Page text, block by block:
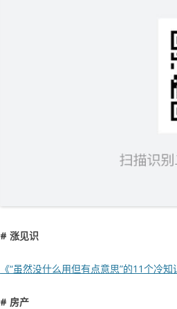
# 涨见识
《“虽然没什么用但有点意思”的11个冷知
# 房产